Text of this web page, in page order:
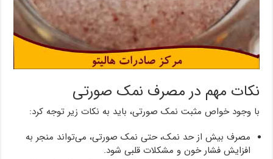
نکات مهم در مصرف نمک صورتی
با وجود خواص مثبت نمک صورتی، باید به نکات زیر توجه کرد:
مصرف بیش از حد نمک، حتی نمک صورتی، می‌تواند منجر به
افزایش فشار خون و مشکلات قلبی شود.